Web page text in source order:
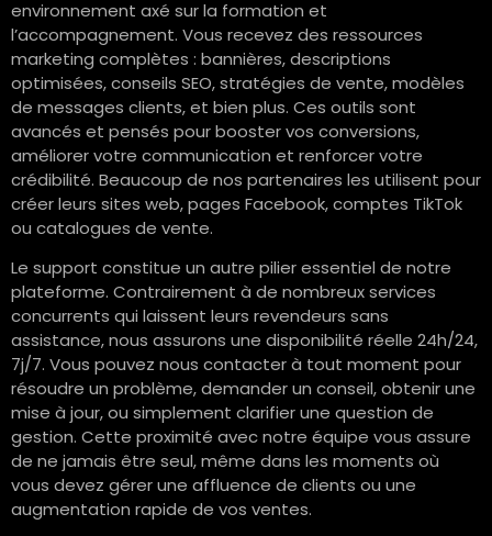
environnement axé sur la formation et
l’accompagnement. Vous recevez des ressources
marketing complètes : bannières, descriptions
optimisées, conseils SEO, stratégies de vente, modèles
de messages clients, et bien plus. Ces outils sont
avancés et pensés pour booster vos conversions,
améliorer votre communication et renforcer votre
crédibilité. Beaucoup de nos partenaires les utilisent pour
créer leurs sites web, pages Facebook, comptes TikTok
ou catalogues de vente.
Le support constitue un autre pilier essentiel de notre
plateforme. Contrairement à de nombreux services
concurrents qui laissent leurs revendeurs sans
assistance, nous assurons une disponibilité réelle 24h/24,
7j/7. Vous pouvez nous contacter à tout moment pour
résoudre un problème, demander un conseil, obtenir une
mise à jour, ou simplement clarifier une question de
gestion. Cette proximité avec notre équipe vous assure
de ne jamais être seul, même dans les moments où
vous devez gérer une affluence de clients ou une
augmentation rapide de vos ventes.